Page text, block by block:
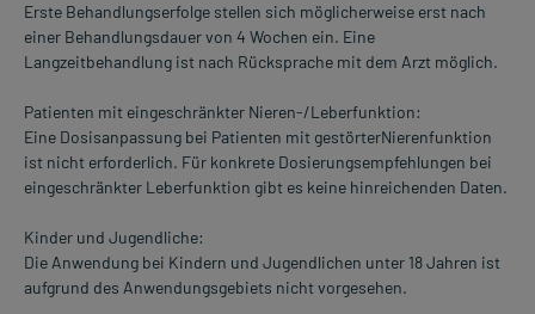
Erste Behandlungserfolge stellen sich möglicherweise erst nach
einer Behandlungsdauer von 4 Wochen ein. Eine
Langzeitbehandlung ist nach Rücksprache mit dem Arzt möglich.
Patienten mit eingeschränkter Nieren-/Leberfunktion:
Eine Dosisanpassung bei Patienten mit gestörterNierenfunktion
ist nicht erforderlich. Für konkrete Dosierungsempfehlungen bei
eingeschränkter Leberfunktion gibt es keine hinreichenden Daten.
Kinder und Jugendliche:
Die Anwendung bei Kindern und Jugendlichen unter 18 Jahren ist
aufgrund des Anwendungsgebiets nicht vorgesehen.